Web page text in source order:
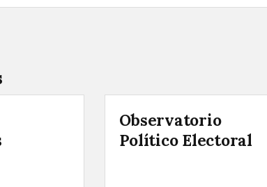
Observatorio
Político Electoral